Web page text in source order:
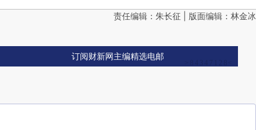
责任编辑：朱长征 | 版面编辑：林金冰
订阅财新网主编精选电邮